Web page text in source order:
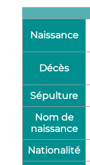
Naissance
Décès
Sépulture
Nom de
naissance
Nationalité